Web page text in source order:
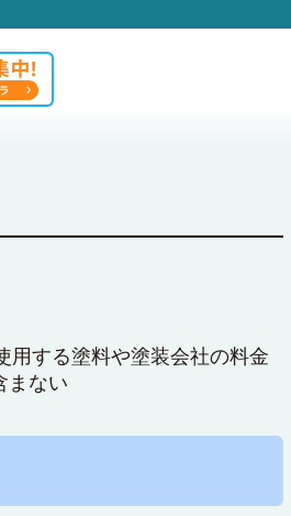
用する塗料や塗装会社の料金
まない